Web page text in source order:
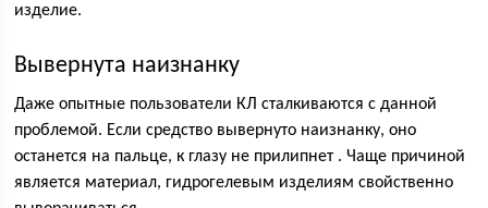
изделие.
Вывернута наизнанку
Даже опытные пользователи КЛ сталкиваются с данной
проблемой. Если средство вывернуто наизнанку, оно
останется на пальце, к глазу не прилипнет . Чаще причиной
является материал, гидрогелевым изделиям свойственно